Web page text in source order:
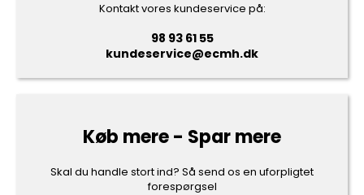
Kontakt vores kundeservice på:
98 93 61 55
kundeservice@ecmh.dk
Køb mere - Spar mere
Skal du handle stort ind? Så send os en uforpligtet
forespørgsel